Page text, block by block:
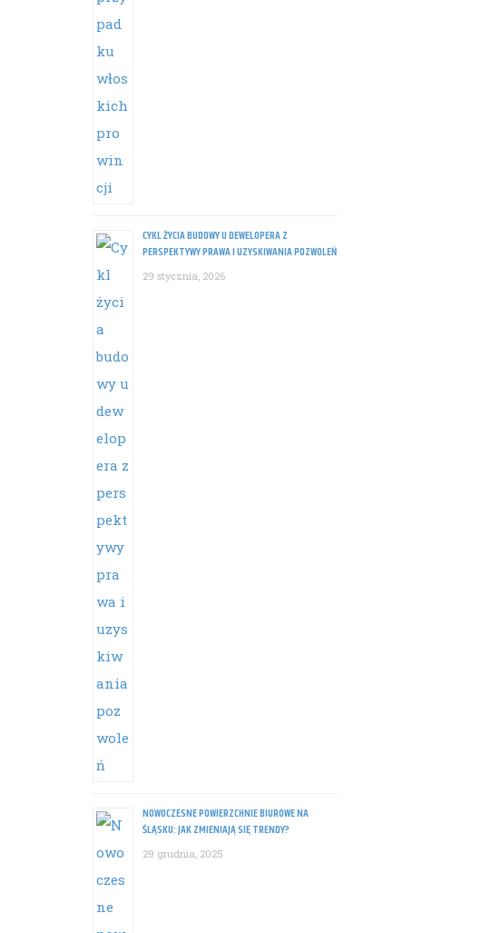
CYKL ŻYCIA BUDOWY U DEWELOPERA Z
PERSPEKTYWY PRAWA I UZYSKIWANIA POZWOLEŃ
29 stycznia, 2026
NOWOCZESNE POWIERZCHNIE BIUROWE NA
ŚLĄSKU: JAK ZMIENIAJĄ SIĘ TRENDY?
29 grudnia, 2025